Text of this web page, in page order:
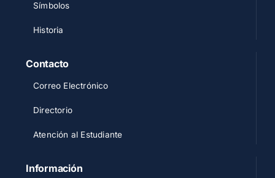
Símbolos
Historia
Contacto
Correo Electrónico
Directorio
Atención al Estudiante
Información